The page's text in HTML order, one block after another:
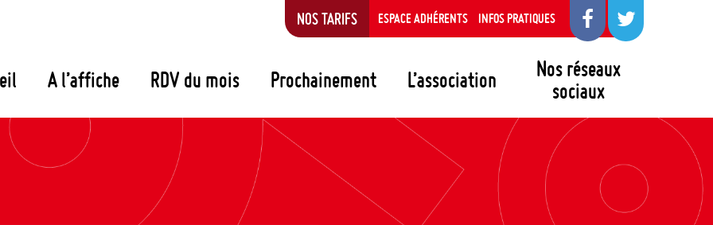
A l’affiche RDV du mois Prochainement L’association
Nos réseaux
sociaux
NOS TARIFS ESPACE ADHÉRENTS INFOS PRATIQUES